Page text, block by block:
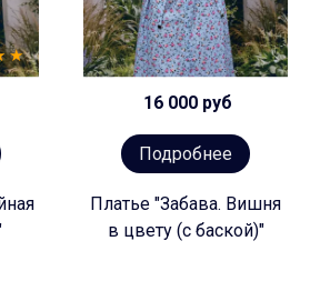
16 000 руб
Подробнее
Платье "Забава. Вишня
в цвету (с баской)"